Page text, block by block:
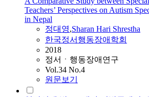
Teachers’ Perspectives on Autism
in Nepal
정대영,Sharan Hari Shrestha
한국정서행동장애학회
2018
정서ㆍ행동장애연구
Vol.34 No.4
원문보기